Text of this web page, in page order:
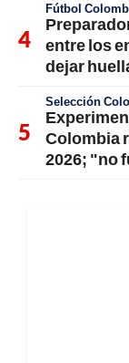
Fútbol
entre los
dejar
Selección
Colombia
2026; "no